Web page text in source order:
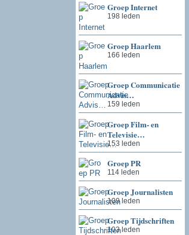
Groep Internet
198 leden
Groep Haarlem
166 leden
Groep Communicatie
Advis…
159 leden
Groep Film- en
Televisie…
153 leden
Groep PR
114 leden
Groep Journalisten
109 leden
Groep Tijdschriften
103 leden